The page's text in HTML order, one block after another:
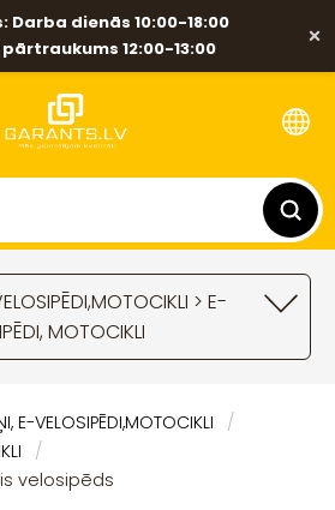
Darba dienās 10:00-18:00
12:00-13:00
×
> E-
MOTOCIKLI
E-VELOSIPĒDI,MOTOCIKLI
velosipēds